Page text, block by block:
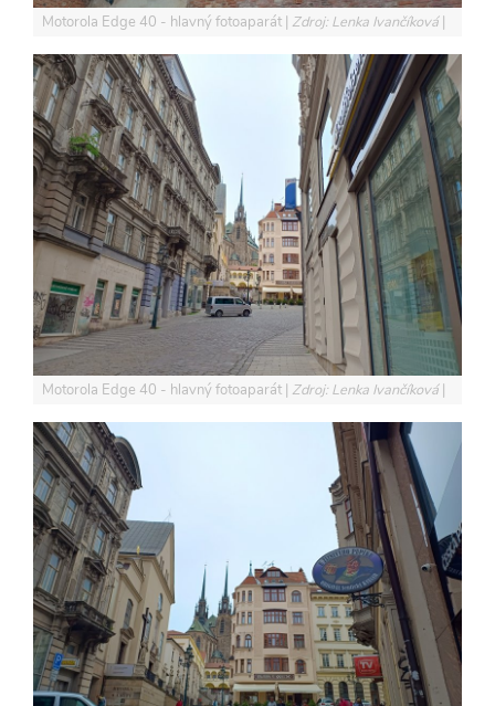
Motorola Edge 40 - hlavný fotoaparát Zdroj: Lenka Ivančíková
Motorola Edge 40 - hlavný fotoaparát Zdroj: Lenka Ivančíková